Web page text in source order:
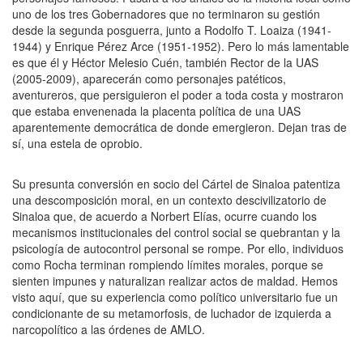
uno de los tres Gobernadores que no terminaron su gestión
desde la segunda posguerra, junto a Rodolfo T. Loaiza (1941-
1944) y Enrique Pérez Arce (1951-1952). Pero lo más lamentable
es que él y Héctor Melesio Cuén, también Rector de la UAS
(2005-2009), aparecerán como personajes patéticos,
aventureros, que persiguieron el poder a toda costa y mostraron
que estaba envenenada la placenta política de una UAS
aparentemente democrática de donde emergieron. Dejan tras de
sí, una estela de oprobio.
Su presunta conversión en socio del Cártel de Sinaloa patentiza
una descomposición moral, en un contexto descivilizatorio de
Sinaloa que, de acuerdo a Norbert Elías, ocurre cuando los
mecanismos institucionales del control social se quebrantan y la
psicología de autocontrol personal se rompe. Por ello, individuos
como Rocha terminan rompiendo límites morales, porque se
sienten impunes y naturalizan realizar actos de maldad. Hemos
visto aquí, que su experiencia como político universitario fue un
condicionante de su metamorfosis, de luchador de izquierda a
narcopolítico a las órdenes de AMLO.